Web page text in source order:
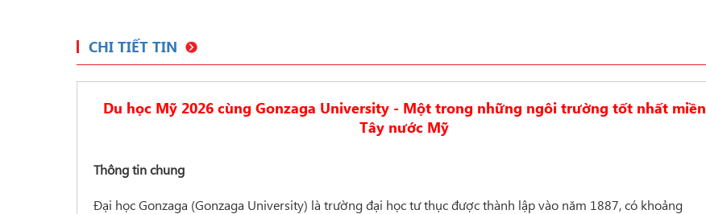
CHI TIẾT TIN
Du học Mỹ 2026 cùng Gonzaga University - Một trong những ngôi trường tốt nhất miền
Tây nước Mỹ
Thông tin chung
Đại học Gonzaga (Gonzaga University) là trường đại học tư thục được thành lập vào năm 1887, có khoảng